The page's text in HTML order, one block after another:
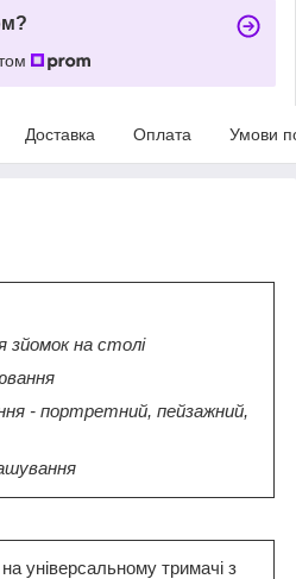
Доставка Оплата Умови
зйомок на столі
- портретний, пейзажний,
універсальному тримачі з